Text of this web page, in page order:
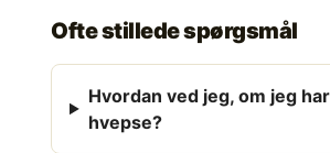
Ofte stillede spørgsmål
Hvordan ved jeg, om jeg har
hvepse?